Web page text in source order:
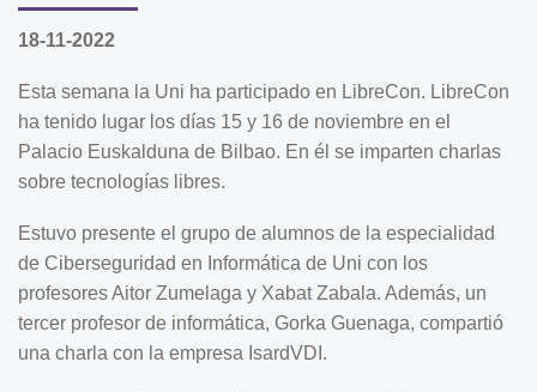
18-11-2022
Esta semana la Uni ha participado en LibreCon. LibreCon
ha tenido lugar los días 15 y 16 de noviembre en el
Palacio Euskalduna de Bilbao. En él se imparten charlas
sobre tecnologías libres.
Estuvo presente el grupo de alumnos de la especialidad
de Ciberseguridad en Informática de Uni con los
profesores Aitor Zumelaga y Xabat Zabala. Además, un
tercer profesor de informática, Gorka Guenaga, compartió
una charla con la empresa IsardVDI.